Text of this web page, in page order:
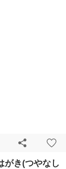
がき(つやなし